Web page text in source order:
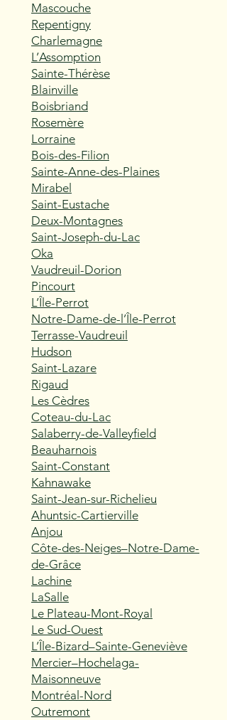
Mascouche
Repentigny
Charlemagne
L’Assomption
Sainte-Thérèse
Blainville
Boisbriand
Rosemère
Lorraine
Bois-des-Filion
Sainte-Anne-des-Plaines
Mirabel
Saint-Eustache
Deux-Montagnes
Saint-Joseph-du-Lac
Oka
Vaudreuil-Dorion
Pincourt
L’Île-Perrot
Notre-Dame-de-l’Île-Perrot
Terrasse-Vaudreuil
Hudson
Saint-Lazare
Rigaud
Les Cèdres
Coteau-du-Lac
Salaberry-de-Valleyfield
Beauharnois
Saint-Constant
Kahnawake
Saint-Jean-sur-Richelieu
Ahuntsic-Cartierville
Anjou
Côte-des-Neiges–Notre-Dame-
de-Grâce
Lachine
LaSalle
Le Plateau-Mont-Royal
Le Sud-Ouest
L’Île-Bizard–Sainte-Geneviève
Mercier–Hochelaga-
Maisonneuve
Montréal-Nord
Outremont